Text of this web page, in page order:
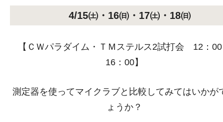
4/15㈯・16㈰・17㈯・18㈰
【ＣＷパラダイム・ＴＭステルス2試打会 12：
16：00】
測定器を使ってマイクラブと比較してみてはいかが
ょうか？